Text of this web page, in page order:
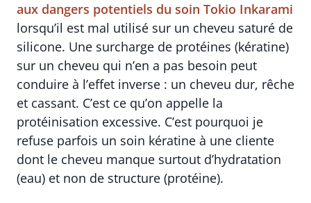
aux dangers potentiels du soin Tokio Inkarami
lorsqu’il est mal utilisé sur un cheveu saturé de
silicone. Une surcharge de protéines (kératine)
sur un cheveu qui n’en a pas besoin peut
conduire à l’effet inverse : un cheveu dur, rêche
et cassant. C’est ce qu’on appelle la
protéinisation excessive. C’est pourquoi je
refuse parfois un soin kératine à une cliente
dont le cheveu manque surtout d’hydratation
(eau) et non de structure (protéine).